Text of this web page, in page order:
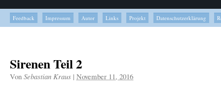
Feedback Impressum Autor Links Projekt Datenschutzerklärung
Sirenen Teil 2
Von Sebastian Kraus | November 11, 2016